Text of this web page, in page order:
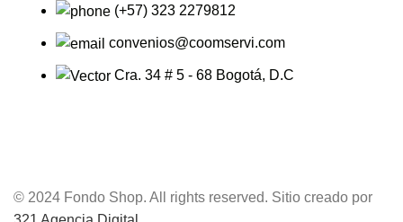
(+57) 323 2279812
convenios@coomservi.com
Cra. 34 # 5 - 68 Bogotá, D.C
© 2024 Fondo Shop. All rights reserved. Sitio creado por